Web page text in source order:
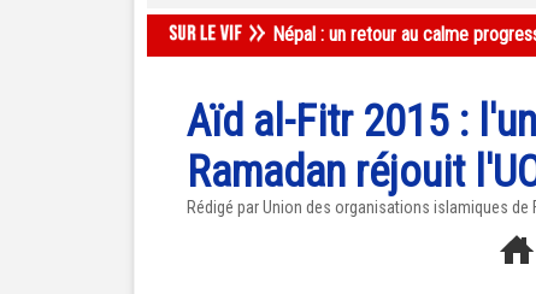
Népal : un retour au calme
Aïd al-Fitr 2015 :
Ramadan réjouit
Rédigé par Union des organisations islamiques de